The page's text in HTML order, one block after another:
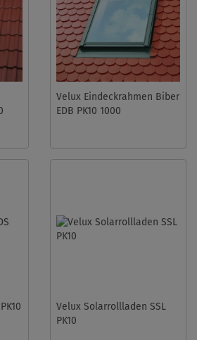
Velux Eindeckrahmen Biber
EDB PK10 1000
Velux Solarrollladen SSL
PK10